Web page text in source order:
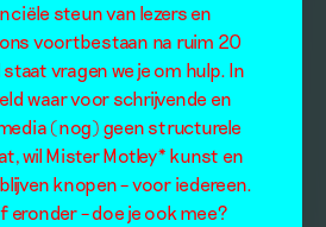
steun van lezers en
voortbestaan na ruim 20
vragen we je om hulp. In
waar voor schrijvende en
(nog) geen structurele
wil Mister Motley* kunst en
knopen – voor iedereen.
eronder – doe je ook mee?